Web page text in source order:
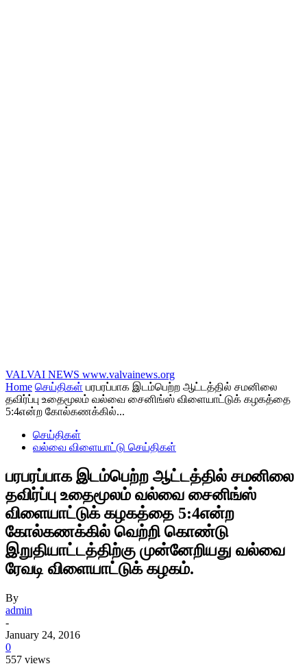
VALVAI NEWS www.valvainews.org
Home செய்திகள் பரபரப்பாக இடம்பெற்ற ஆட்டத்தில் சமனிலை
தவிர்ப்பு உதைமூலம் வல்வை சைனிங்ஸ் விளையாட்டுக் கழகத்தை
5:4என்ற கோல்கணக்கில்...
செய்திகள்
வல்வை விளையாட்டு செய்திகள்
பரபரப்பாக இடம்பெற்ற ஆட்டத்தில் சமனிலை
தவிர்ப்பு உதைமூலம் வல்வை சைனிங்ஸ்
விளையாட்டுக் கழகத்தை 5:4என்ற
கோல்கணக்கில் வெற்றி கொண்டு
இறுதியாட்டத்திற்கு முன்னேறியது வல்வை
ரேவடி விளையாட்டுக் கழகம்.
By
admin
-
January 24, 2016
0
557 views